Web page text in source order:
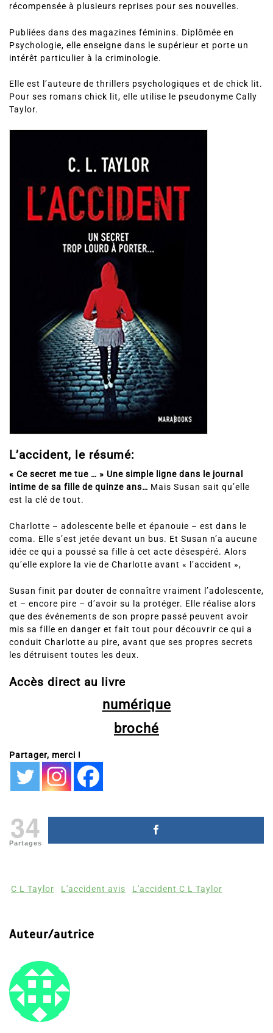
récompensée à plusieurs reprises pour ses nouvelles.
Publiées dans des magazines féminins. Diplômée en
Psychologie, elle enseigne dans le supérieur et porte un
intérêt particulier à la criminologie.
Elle est l’auteure de thrillers psychologiques et de chick lit.
Pour ses romans chick lit, elle utilise le pseudonyme Cally
Taylor.
L’accident, le résumé:
« Ce secret me tue … » Une simple ligne dans le journal
intime de sa fille de quinze ans… Mais Susan sait qu’elle
est la clé de tout.
Charlotte – adolescente belle et épanouie – est dans le
coma. Elle s’est jetée devant un bus. Et Susan n’a aucune
idée ce qui a poussé sa fille à cet acte désespéré. Alors
qu’elle explore la vie de Charlotte avant « l’accident »,
Susan finit par douter de connaître vraiment l’adolescente,
et – encore pire – d’avoir su la protéger. Elle réalise alors
que des événements de son propre passé peuvent avoir
mis sa fille en danger et fait tout pour découvrir ce qui a
conduit Charlotte au pire, avant que ses propres secrets
les détruisent toutes les deux.
Accès direct au livre
numérique
broché
Partager, merci !
34
Partages
C L Taylor L'accident avis L'accident C L Taylor
Auteur/autrice